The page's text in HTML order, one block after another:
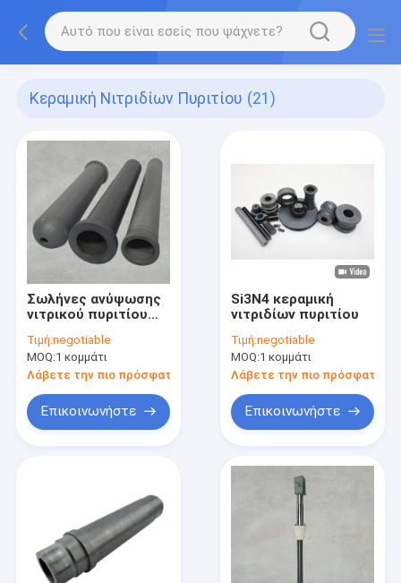
Κεραμική Νιτριδίων Πυριτίου (21)
Σωλήνες ανύψωσης
νιτρικού πυριτίου
Τιμή:negotiable
MOQ:1 κομμάτι
Λάβετε την πιο πρόσφατη τιμή
Επικοινωνήστε
Si3N4 κεραμική
νιτριδίων πυριτίου
Τιμή:negotiable
MOQ:1 κομμάτι
Λάβετε την πιο πρόσφατη
Επικοινωνήστε